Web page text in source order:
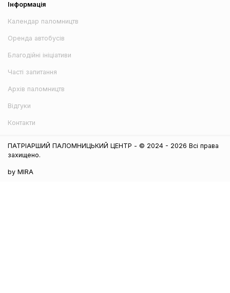
Інформація
Календар паломництв
Оренда автобусів
Благодійні ініціативи
Часті запитання
Архів паломництв
Відгуки
Контакти
ПАТРІАРШИЙ ПАЛОМНИЦЬКИЙ ЦЕНТР - © 2024 - 2026 Всі права
захищено.
by MIRA